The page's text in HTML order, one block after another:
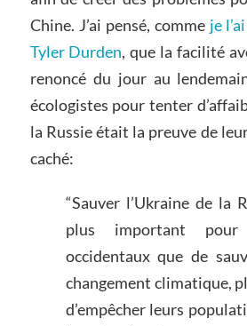
Chine. J’ai pensé, comme je
Tyler Durden, que la facilité
renoncé du jour au
écologistes pour tenter
la Russie était la preuve de
caché:
“Sauver l’Ukraine de la
plus important
occidentaux que de
changement climatique,
d’empêcher leurs